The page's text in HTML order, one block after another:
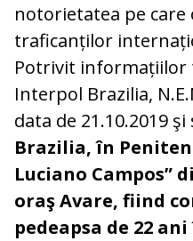
notorietatea pe care
traficanților
Potrivit informațiilor
Interpol Brazilia,
data de 21.10.2019 şi
Brazilia, în
Luciano Campos”
oraş Avare, fiind
pedeapsa de 22